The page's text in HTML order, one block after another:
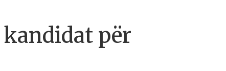
kandidat për